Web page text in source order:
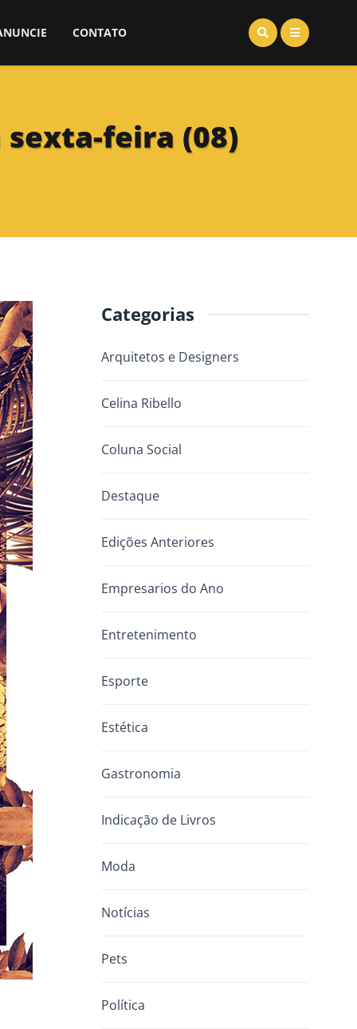
CONTATO
sexta-feira (08)
Categorias
Arquitetos e Designers
Celina Ribello
Coluna Social
Destaque
Edições Anteriores
Empresarios do Ano
Entretenimento
Esporte
Estética
Gastronomia
Indicação de Livros
Moda
Notícias
Pets
Política